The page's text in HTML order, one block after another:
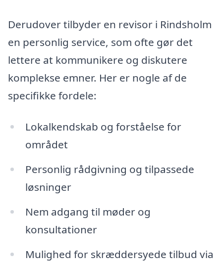
Derudover tilbyder en revisor i Rindsholm
en personlig service, som ofte gør det
lettere at kommunikere og diskutere
komplekse emner. Her er nogle af de
specifikke fordele:
Lokalkendskab og forståelse for
området
Personlig rådgivning og tilpassede
løsninger
Nem adgang til møder og
konsultationer
Mulighed for skræddersyede tilbud via